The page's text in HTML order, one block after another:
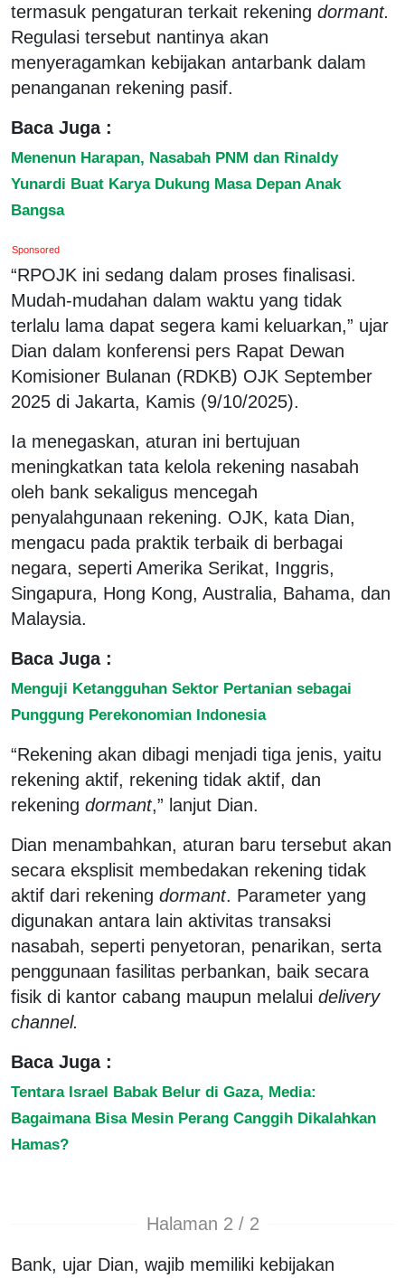
termasuk pengaturan terkait rekening dormant.
Regulasi tersebut nantinya akan
menyeragamkan kebijakan antarbank dalam
penanganan rekening pasif.
Baca Juga :
Menenun Harapan, Nasabah PNM dan Rinaldy
Yunardi Buat Karya Dukung Masa Depan Anak
Bangsa
Sponsored
“RPOJK ini sedang dalam proses finalisasi.
Mudah-mudahan dalam waktu yang tidak
terlalu lama dapat segera kami keluarkan,” ujar
Dian dalam konferensi pers Rapat Dewan
Komisioner Bulanan (RDKB) OJK September
2025 di Jakarta, Kamis (9/10/2025).
Ia menegaskan, aturan ini bertujuan
meningkatkan tata kelola rekening nasabah
oleh bank sekaligus mencegah
penyalahgunaan rekening. OJK, kata Dian,
mengacu pada praktik terbaik di berbagai
negara, seperti Amerika Serikat, Inggris,
Singapura, Hong Kong, Australia, Bahama, dan
Malaysia.
Baca Juga :
Menguji Ketangguhan Sektor Pertanian sebagai
Punggung Perekonomian Indonesia
“Rekening akan dibagi menjadi tiga jenis, yaitu
rekening aktif, rekening tidak aktif, dan
rekening dormant,” lanjut Dian.
Dian menambahkan, aturan baru tersebut akan
secara eksplisit membedakan rekening tidak
aktif dari rekening dormant. Parameter yang
digunakan antara lain aktivitas transaksi
nasabah, seperti penyetoran, penarikan, serta
penggunaan fasilitas perbankan, baik secara
fisik di kantor cabang maupun melalui delivery
channel.
Baca Juga :
Tentara Israel Babak Belur di Gaza, Media:
Bagaimana Bisa Mesin Perang Canggih Dikalahkan
Hamas?
Halaman 2 / 2
Bank, ujar Dian, wajib memiliki kebijakan